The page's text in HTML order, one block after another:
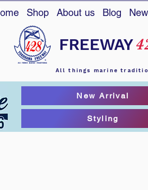
Shop About us Blog
FREEWAY
All things marine
New Arrival
Styling